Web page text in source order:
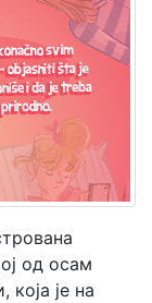
од осам
која је на